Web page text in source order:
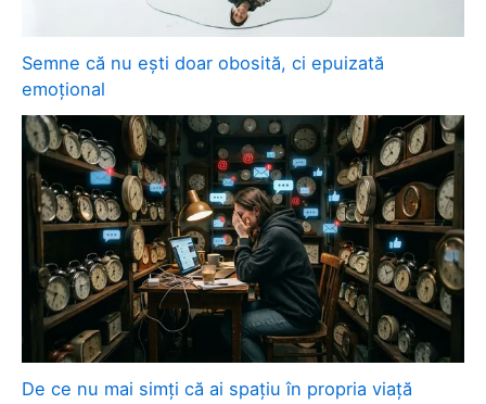
Semne că nu ești doar obosită, ci epuizată
emoțional
De ce nu mai simți că ai spațiu în propria viață